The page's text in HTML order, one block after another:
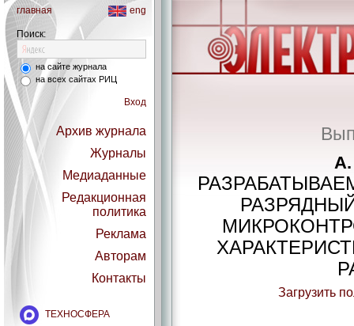
главная eng
Поиск:
на сайте журнала
на всех сайтах РИЦ
Вход
Архив журнала
Журналы
Медиаданные
Редакционная
политика
Реклама
Авторам
Контакты
ТЕХНОСФЕРА
Загрузить